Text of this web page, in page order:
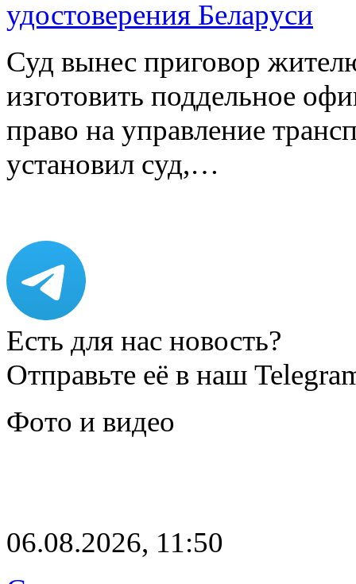
удостоверения Беларуси
Суд вынес приговор
изготовить поддельное
право на управление
установил суд,…
Есть для нас новость?
Отправьте её в наш
Фото и видео
06.08.2026, 11:50